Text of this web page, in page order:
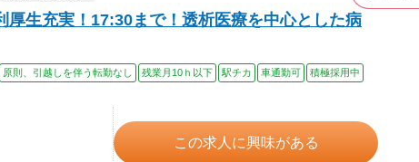
厚生充実！17:30まで！透析医療を中心とした病
原則、引越しを伴う転勤なし 残業月10ｈ以下 駅チカ 車通勤可
積極採用中
この求人に興味がある